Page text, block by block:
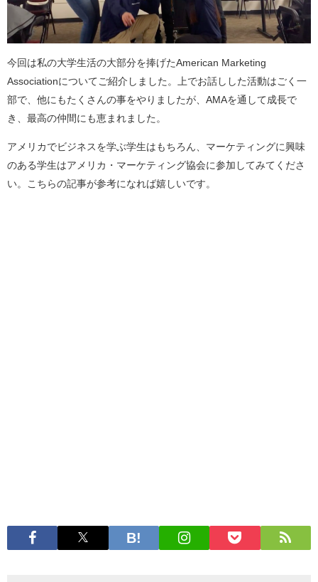
今回は私の大学生活の大部分を捧げたAmerican Marketing
Associationについてご紹介しました。上でお話しした活動はごく一
部で、他にもたくさんの事をやりましたが、AMAを通して成長で
き、最高の仲間にも恵まれました。
アメリカでビジネスを学ぶ学生はもちろん、マーケティングに興味
のある学生はアメリカ・マーケティング協会に参加してみてくださ
い。こちらの記事が参考になれば嬉しいです。